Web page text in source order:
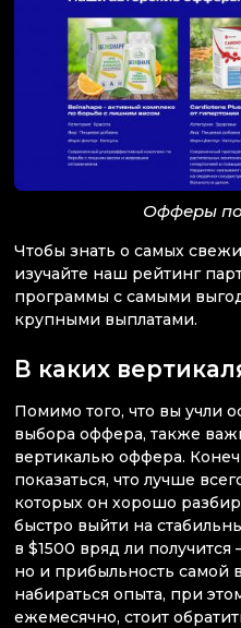
Офферы по
Чтобы знать о самых
изучайте наш рейтинг
программы с самыми
крупными выплатами.
В каких
Помимо того, что вы учли
выбора оффера, также
вертикалью оффера.
показаться, что лучше
которых он хорошо
быстро выйти на
в $1500 вряд ли
но и прибыльность самой
набираться опыта, при
ежемесячно, стоит